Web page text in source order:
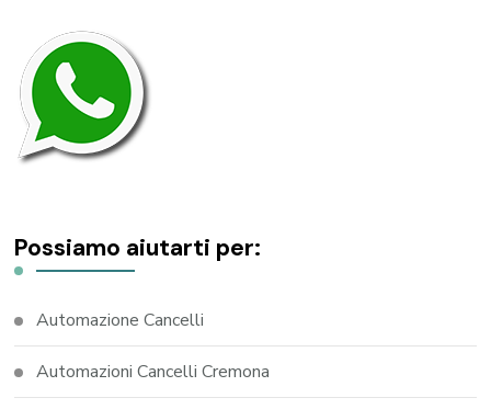
Possiamo aiutarti per:
Automazione Cancelli
Automazioni Cancelli Cremona